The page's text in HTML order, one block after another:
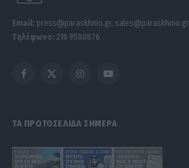
Email: press@paraskhnio.gr, sales@paraskhnio.gr
Τηλέφωνο: 210 9580876
Facebook
X
InstagramYouTube
ΤΑ ΠΡΩΤΟΣΕΛΙΔΑ ΣΗΜΕΡΑ